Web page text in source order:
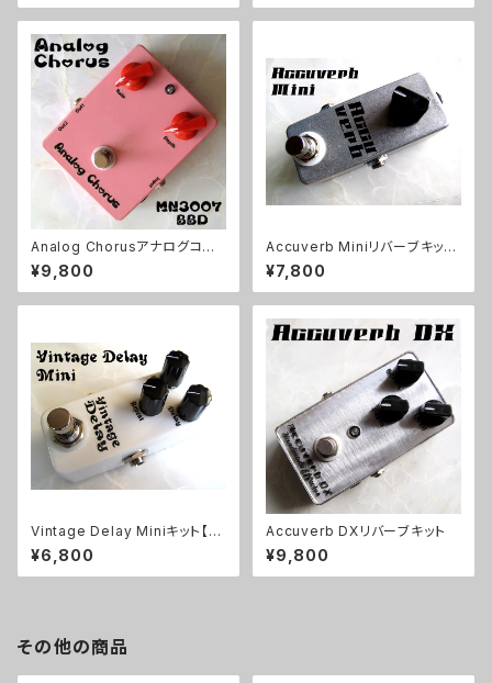
Analog Chorusアナログコー
ラスキット【BASIC KIT】
¥9,800
Accuverb Miniリバーブキット
【BASIC KIT】
¥7,800
Vintage Delay Miniキット【B
ASIC KIT】
¥6,800
Accuverb DXリバーブキット
¥9,800
その他の商品